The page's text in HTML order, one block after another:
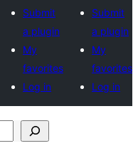
Submit
a plugin
My
favorites
Log in
Submit
a plugin
My
favorites
Log in